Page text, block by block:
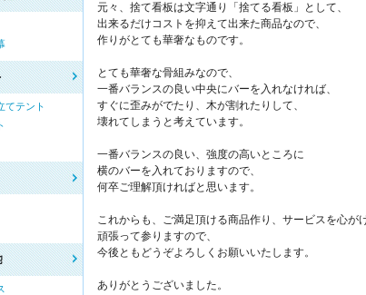
元々、捨て看板は文字通り「捨てる看板」として、
出来るだけコストを抑えて出来た商品なので、
作りがとても華奢なものです。
とても華奢な骨組みなので、
一番バランスの良い中央にバーを入れなければ、
すぐに歪みがでたり、木が割れたりして、
壊れてしまうと考えています。
一番バランスの良い、強度の高いところに
横のバーを入れておりますので、
何卒ご理解頂ければと思います。
これからも、ご満足頂ける商品作り、サービスを心が
頑張って参りますので、
今後ともどうぞよろしくお願いいたします。
ありがとうございました。
てテント